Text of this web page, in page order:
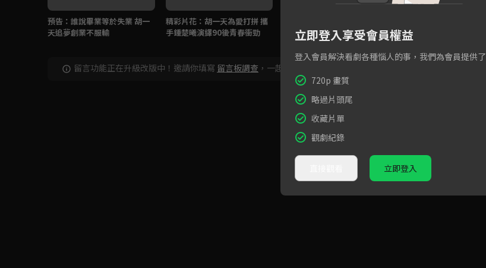
預告：誰說畢業等於失業 胡一
天追夢創業不服輸
精彩片花：胡一天為愛打拼 攜
手鍾楚曦演繹90後青春衝勁
留言功能正在升級改版中！邀請你填寫 留言板調查 ，一起共創新版留言功能！
立即登入享受會員權益
登入會員解決看劇各種惱人的事，我們為會員提供了
720p 畫質
略過片頭尾
收藏片單
觀劇紀錄
立即登入